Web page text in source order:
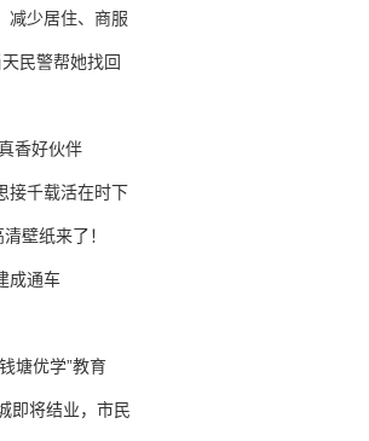
减少居住、商服
民警帮她找回
香好伙伴
接千载活在时下
壁纸来了！
成通车
塘优学”教育
即将结业，市民